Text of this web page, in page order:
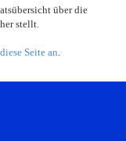
über die
stellt.
diese Seite an